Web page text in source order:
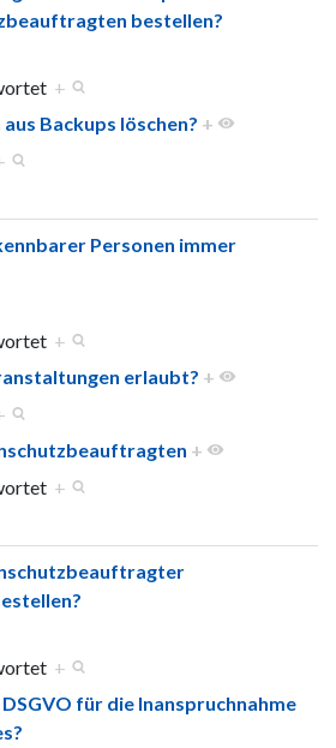
bestellen?
+
Backups löschen? +
Personen immer
+
erlaubt? +
+
+
+
für die Inanspruchnahme